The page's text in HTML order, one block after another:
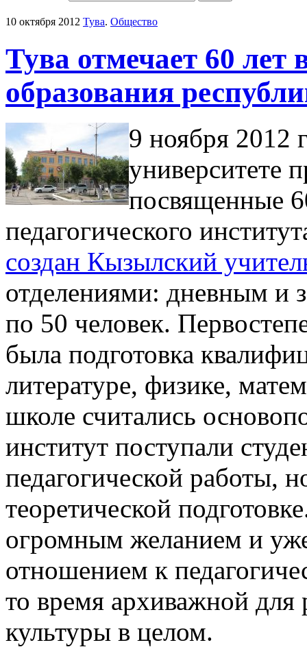
10 октября 2012 Тува. Общество
Тува отмечает 60 лет
образования
9 ноября 2012
университете
посвященные
педагогического
создан Кызылский
отделениями: дневным и
по 50 человек.
была подготовка
литературе, физике,
школе считались
институт поступали
педагогической работы,
теоретической
огромным желанием и
отношением к
то время архиважной для
культуры в целом.